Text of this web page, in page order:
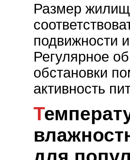
Размер
подвижности
Регулярное
обстановки
активность
Температурный и